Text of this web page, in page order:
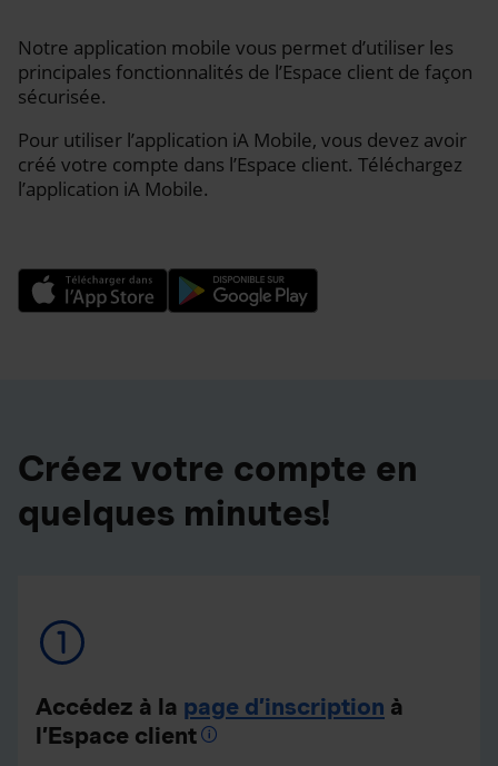
Notre application mobile vous permet d’utiliser les
principales fonctionnalités de l’Espace client de façon
sécurisée.
Pour utiliser l’application iA Mobile, vous devez avoir
créé votre compte dans l’Espace client. Téléchargez
l’application iA Mobile.
Créez votre compte en
quelques minutes!
Accédez à la page d’inscription à
l’Espace client